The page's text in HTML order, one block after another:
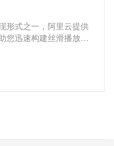
形式之一，阿里云提供
您迅速构建丝滑播放体